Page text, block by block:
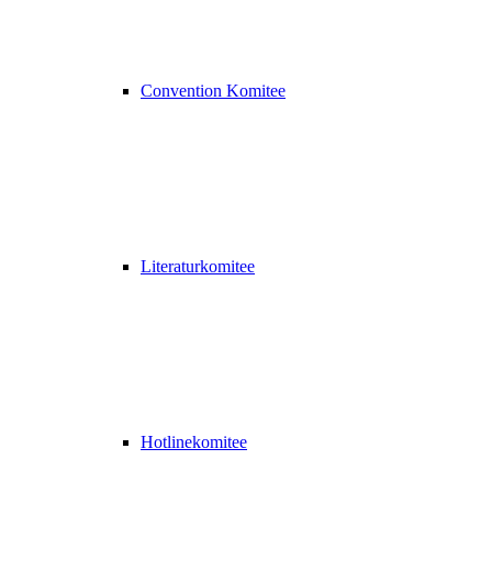
Convention Komitee
Literaturkomitee
Hotlinekomitee